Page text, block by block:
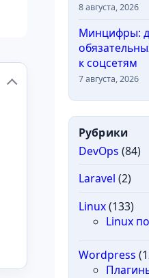
8 августа, 2026
Минцифры:
к соцсетям
7 августа, 2026
Рубрики
DevOps (84)
Laravel (2)
Linux(133)
Linux
Wordpress